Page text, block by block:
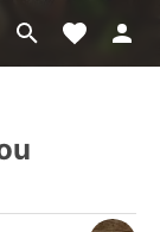
Přejít
na
Moje